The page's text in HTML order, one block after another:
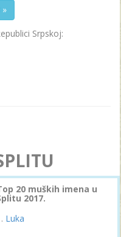
Srpskoj:
20 muških imena u
2017.
Luka